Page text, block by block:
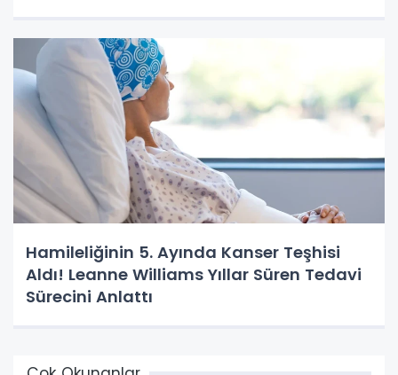
Hamileliğinin 5. Ayında Kanser Teşhisi
Aldı! Leanne Williams Yıllar Süren Tedavi
Sürecini Anlattı